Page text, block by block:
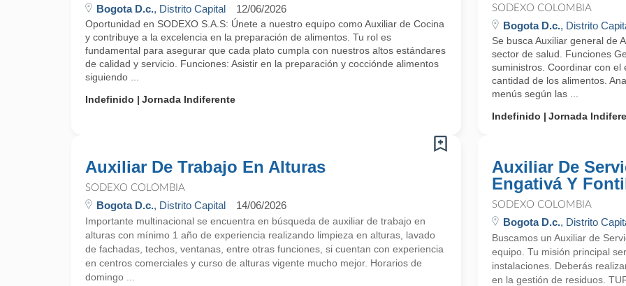
Bogota D.c., Distrito Capital 12/06/2026
Oportunidad en SODEXO S.A.S: Únete a nuestro equipo como Auxiliar de Cocina
y contribuye a la excelencia en la preparación de alimentos. Tu rol es
fundamental para asegurar que cada plato cumpla con nuestros altos estándares
de calidad y servicio. Funciones: Asistir en la preparación y cocciónde alimentos
siguiendo ...
Indefinido
Jornada Indiferente
SODEXO COLOMBIA
Bogota D.c., Distrito
Se busca Auxiliar general de
sector de salud. Funciones
suministros. Coordinar con
cantidad de los alimentos.
menús según las ...
Indefinido
Jornada
Auxiliar De Trabajo En Alturas
SODEXO COLOMBIA
Bogota D.c., Distrito Capital 14/06/2026
Importante multinacional se encuentra en búsqueda de auxiliar de trabajo en
alturas con mínimo 1 año de experiencia realizando limpieza en alturas, lavado
de fachadas, techos, ventanas, entre otras funciones, si cuentan con experiencia
en centros comerciales y curso de alturas vigente mucho mejor. Horarios de
domingo ...
Auxiliar De
Engativá Y
SODEXO COLOMBIA
Bogota D.c., Distrito
Buscamos un Auxiliar de
equipo. Tu misión principal
instalaciones. Deberás
en la gestión de residuos.